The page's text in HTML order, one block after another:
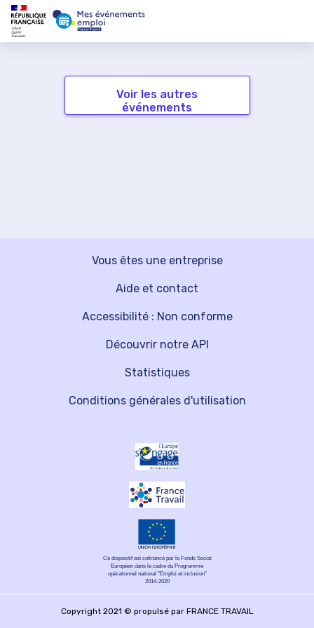
Voir les autres
événements
Vous êtes une entreprise
Découvrir notre API
Aide et contact
Statistiques
Accessibilité : Non conforme
Conditions générales d'utilisation
Ce dispositif est cofinancé par le Fonds Social
Européen dans le cadre du Programme
opérationnel national "Emploi et inclusion"
2014-2020
Copyright 2021 © propulsé par FRANCE TRAVAIL